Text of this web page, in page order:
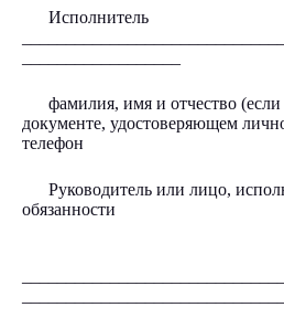
Исполнитель
фамилия, имя и отчество (если
документе, удостоверяющем
телефон
Руководитель или лицо,
обязанности